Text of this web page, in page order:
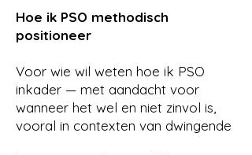
Hoe ik PSO methodisch
positioneer
Voor wie wil weten hoe ik PSO
inkader — met aandacht voor
wanneer het wel en niet zinvol is,
vooral in contexten van dwingende